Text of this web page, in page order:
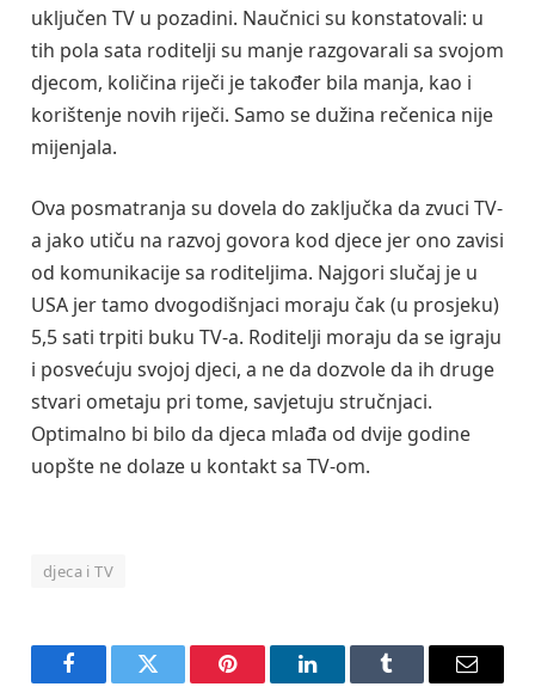
uključen TV u pozadini. Naučnici su konstatovali: u
tih pola sata roditelji su manje razgovarali sa svojom
djecom, količina riječi je također bila manja, kao i
korištenje novih riječi. Samo se dužina rečenica nije
mijenjala.
Ova posmatranja su dovela do zaključka da zvuci TV-
a jako utiču na razvoj govora kod djece jer ono zavisi
od komunikacije sa roditeljima. Najgori slučaj je u
USA jer tamo dvogodišnjaci moraju čak (u prosjeku)
5,5 sati trpiti buku TV-a. Roditelji moraju da se igraju
i posvećuju svojoj djeci, a ne da dozvole da ih druge
stvari ometaju pri tome, savjetuju stručnjaci.
Optimalno bi bilo da djeca mlađa od dvije godine
uopšte ne dolaze u kontakt sa TV-om.
djeca i TV
FacebookTwitter Pinterest LinkedInTumblr Email